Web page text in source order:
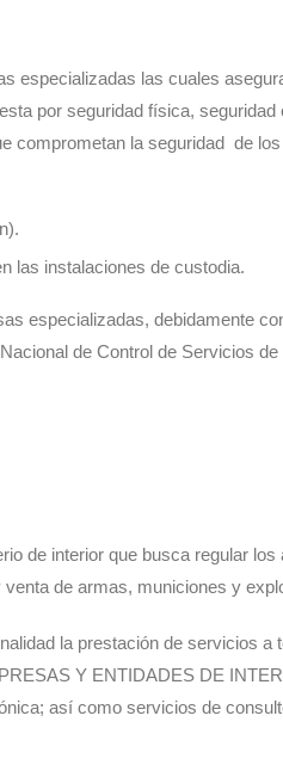
especializadas las cuales
por seguridad física, seguridad
comprometan la seguridad de
las instalaciones de custodia.
especializadas, debidamente
de Control de Servicios
de interior que busca regular
de armas, municiones y
la prestación de servicios a
Y ENTIDADES DE
así como servicios de